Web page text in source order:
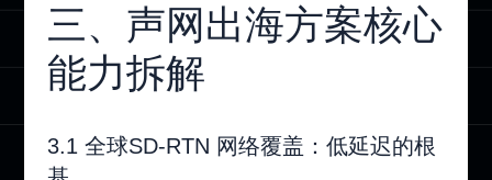
三、 声网出海方案核心
能力拆解
3.1 全球SD‑RTN 网络覆盖：低延迟的根